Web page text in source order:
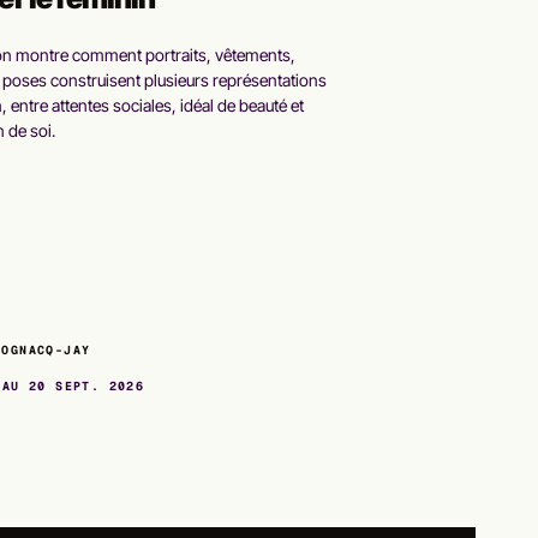
montre comment portraits, vêtements,
construisent plusieurs représentations
entre attentes sociales, idéal de beauté et
de soi.
JAY
20 SEPT. 2026